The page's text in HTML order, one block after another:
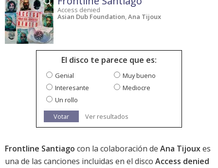
Access denied
Asian Dub Foundation,Ana Tijoux
El disco te parece que es:
Genial
Muy bueno
Interesante
Mediocre
Un rollo
Votar
Ver resultados
Frontline Santiago con la colaboración de Ana Tijouxes
una de las canciones incluidas en el disco Access denied